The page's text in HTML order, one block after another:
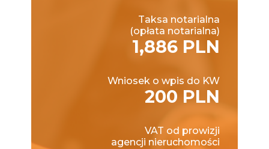
Taksa notarialna
(opłata notarialna)
1,886 PLN
Wniosek o wpis do KW
200 PLN
VAT od prowizji
agencji nieruchomości